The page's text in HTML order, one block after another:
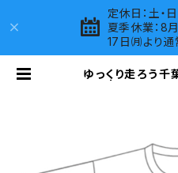
定休日：土・
夏季休業：8
17日㈪より
ゆっくり走ろう